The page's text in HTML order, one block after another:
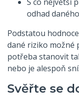
odhad
Podstatou
dané riziko možné
potřeba stanovit
nebo je alespoň
Svěřte se